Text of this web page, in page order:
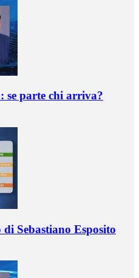
se parte chi arriva?
Sebastiano Esposito